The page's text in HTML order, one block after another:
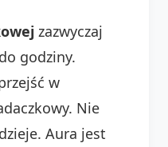
zazwyczaj
godziny.
w
Nie
Aura jest